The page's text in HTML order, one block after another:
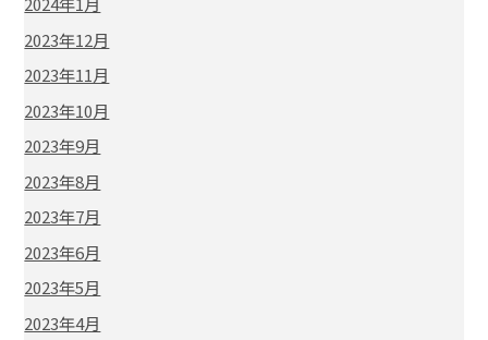
2023年12月
2023年11月
2023年10月
2023年9月
2023年8月
2023年7月
2023年6月
2023年5月
2023年4月